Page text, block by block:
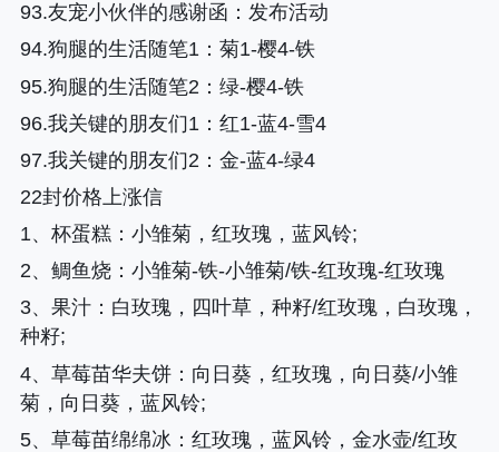
93.友宠小伙伴的感谢函 ：发布活动
94.狗腿的生活随笔1：菊1-樱4-铁
95.狗腿的生活随笔2 ：绿-樱4-铁
96.我关键的朋友们1 ：红1-蓝4-雪4
97.我关键的朋友们2 ：金-蓝4-绿4
22封价格上涨信
1、 杯蛋糕：小雏菊，红玫瑰，蓝风铃;
2、 鲷鱼烧：小雏菊-铁-小雏菊/铁-红玫瑰-红玫瑰
3、 果汁：白玫瑰，四叶草，种籽/红玫瑰，白玫瑰，
种籽;
4、 草莓苗华夫饼：向日葵，红玫瑰，向日葵/小雏
菊，向日葵，蓝风铃;
5、 草莓苗绵绵冰 ：红玫瑰，蓝风铃，金水壶/红玫